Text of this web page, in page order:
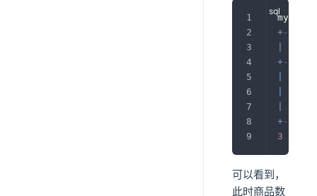
mysql
+
+
+
3
可以看到，
此时商品数